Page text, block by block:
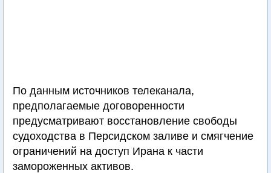
По данным источников телеканала,
предполагаемые договоренности
предусматривают восстановление свободы
судоходства в Персидском заливе и смягчение
ограничений на доступ Ирана к части
замороженных активов.